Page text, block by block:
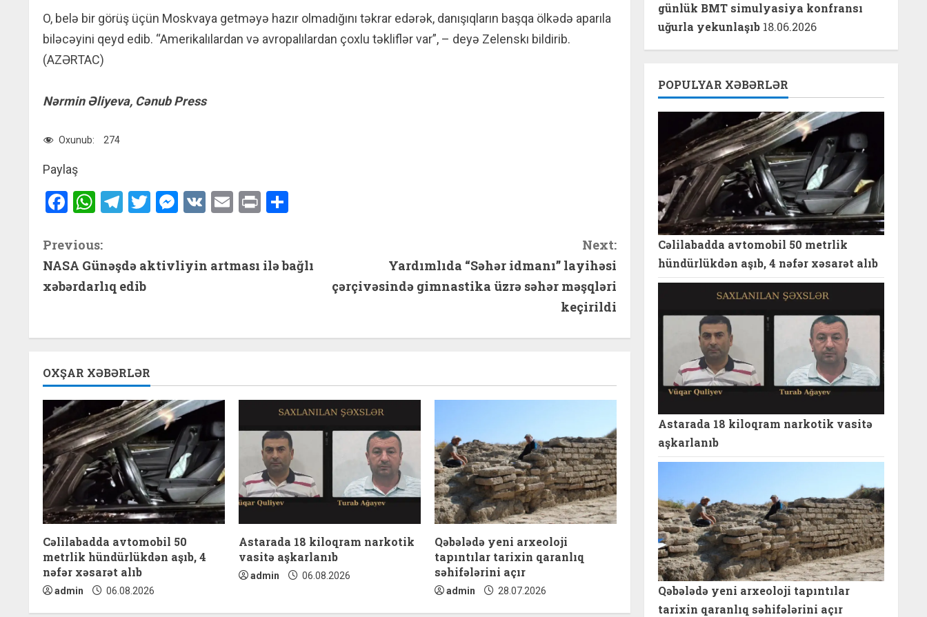
O, belə bir görüş üçün Moskvaya getməyə hazır olmadığını təkrar edərək, danışıqların başqa ölkədə aparıla
biləcəyini qeyd edib. “Amerikalılardan və avropalılardan çoxlu təkliflər var”, – deyə Zelenskı bildirib.
(AZƏRTAC)
Nərmin Əliyeva, Cənub Press
Oxunub: 274
Paylaş
Facebook
WhatsApp
Telegram
Twitter
Messenger
VK EmailPrint
C
o
t
i
n
u
e
R
e
a
d
i
Previous:
NASA Günəşdə aktivliyin artması ilə bağlı
xəbərdarlıq edib
Next:
Yardımlıda “Səhər idmanı” layihəsi
çərçivəsində gimnastika üzrə səhər məşqləri
keçirildi
OXŞAR XƏBƏRLƏR
Cəlilabadda avtomobil 50
metrlik hündürlükdən aşıb, 4
nəfər xəsarət alıb
admin 06.08.2026
Astarada 18 kiloqram narkotik
vasitə aşkarlanıb
admin 06.08.2026
Qəbələdə yeni arxeoloji
tapıntılar tarixin qaranlıq
səhifələrini açır
admin 28.07.2026
günlük BMT simulyasiya konfransı
uğurla yekunlaşıb 18.06.2026
POPULYAR XƏBƏRLƏR
Cəlilabadda avtomobil 50 metrlik
hündürlükdən aşıb, 4 nəfər xəsarət alıb
Astarada 18 kiloqram narkotik vasitə
aşkarlanıb
Qəbələdə yeni arxeoloji tapıntılar
tarixin qaranlıq səhifələrini açır